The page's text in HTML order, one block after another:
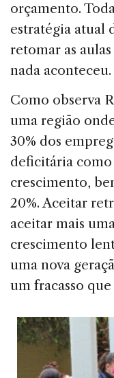
orçamento.
estratégia atual
retomar as
nada aconteceu.
Como observa
uma região
30% dos
deficitária
crescimento,
20%. Aceitar
aceitar mais
crescimento
uma nova
um fracasso